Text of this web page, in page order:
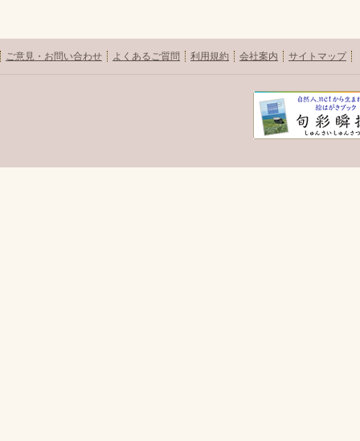
ご意見・お問い合わせ よくあるご質問 利用規約 会社案内 サイトマップ